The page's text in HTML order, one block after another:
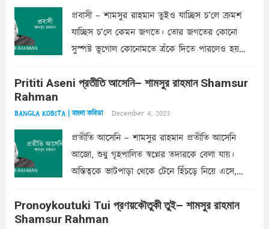
প্রবাসী – শামসুর রাহমান তুইও যাচ্ছিস চ’লে ক্রমশ
যাচ্ছিস চ’লে কেমন জগতে। তোর জগতের কোনো
সুস্পষ্ট ভূগোল কোনোমতে ত্রঁকে দিতে পারলেও হয়তো
কাফকা অনধিগম্য তোর, ভূতলবাসীর আর্ত অস্তিত্বের
Prititi Aseni প্রতীতি আসেনি– শামসুর রাহমান Shamsur
Rahman
BANGLA KOBITA | বাংলা কবিতা December 4, 2023
প্রতীতি আসেনি – শামসুর রাহমান প্রতীতি আসেনি
আজো, শুধু গৃহপালিত স্বপ্নের তদারকে বেলা যায়।
অস্তিত্বকে ভাটপাড়া থেকে টেনে হিঁচড়ে নিয়ে এসে,
দিয়েছি পা মেলে। বশংবদ নক্ষত্রেরা আত্মায় জানায়
দাবি, দেখি। সবসুদ্ধ কয়েক...
Pronoykoutuki Tui প্রণয়কৌতুকী তুই– শামসুর রাহমান
Shamsur Rahman